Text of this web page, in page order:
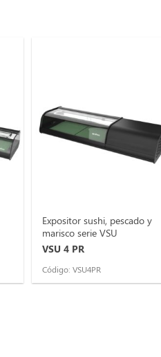
Expositor sushi, pescado y
marisco serie VSU
VSU 4 PR
Código: VSU4PR